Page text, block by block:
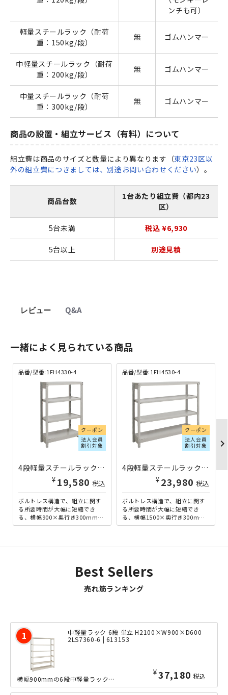
ンチも可）
軽量スチールラック（耐荷
重：150kg/段）
無 ゴムハンマー
中軽量スチールラック（耐荷
重：200kg/段）
無 ゴムハンマー
中量スチールラック（耐荷
重：300kg/段）
無 ゴムハンマー
商品の設置・組立サービス（有料）について
組立費は商品のサイズと数量により異なります（東京23区以
外の組立費につきましては、別途お問い合わせください）。
商品台数
1台あたり組立費（都内23
区）
5台未満 税込 ¥6,930
5台以上 別途見積
レビュー Q&A
一緒によく見られている商品
品番/型番:1FH4330-4
クーポン
法人会員
割引対象
4段軽量スチールラック NBタイプ H1200×W900×D300 単立 1FH4330-4 | 613325
¥ 19,580 税込
ボルトレス構造で、組立に関す
る所要時間が大幅に短縮でき
る、横幅900×奥行き300mmの
4段軽量ラックです。軽量型なが
品番/型番:1FH4530-4
クーポン
法人会員
割引対象
4段軽量スチールラック NBタイプ H1200×W1500×D300 単立 1FH4530-4 | 613337
¥ 23,980 税込
ボルトレス構造で、組立に関す
る所要時間が大幅に短縮でき
る、横幅1500×奥行き300mm
の4段軽量ラックです。軽量型な
chevron_right
Best Sellers
売れ筋ランキング
中軽量ラック 6段 単立 H2100×W900×D600
2LS7360-6 | 613153
¥37,180 税込
横幅900mmの6段中軽量ラックの、奥行きたっぷりな600mmタイプ。ボルトレス...